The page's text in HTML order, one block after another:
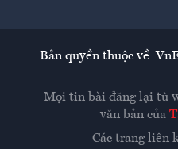
Bản quyền thuộc về
Mọi tin bài đăng lại từ
văn bản của
Các trang liên